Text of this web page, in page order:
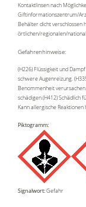
Kontaktlinsen nach
Giftinformationszentrum/
Behälter dicht verschlossen
örtlichen/regionalen/
Gefahrenhinweise:
(H226) Flüssigkeit und
schwere Augenreizung.
Benommenheit
schädigen.(H412) Schädlich
Kann allergische
Piktogramm:
Signalwort:Gefahr